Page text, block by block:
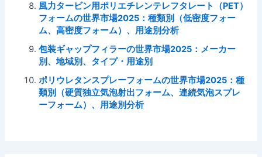
風力タービン用ポリエチレンテレフタレート（PET）
フォームの世界市場2025：種類別（低密度フォー
ム、高密度フォーム）、用途別分析
包装ギャップフィラーの世界市場2025：メーカー
別、地域別、タイプ・用途別
ポリウレタンスプレーフォームの世界市場2025：種
類別（硬質独立気泡射出フォーム、連続気泡スプレ
ーフォーム）、用途別分析